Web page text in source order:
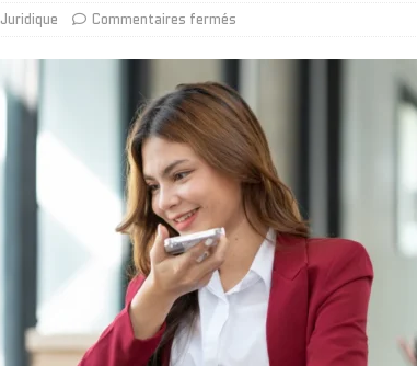
Juridique Commentaires fermés